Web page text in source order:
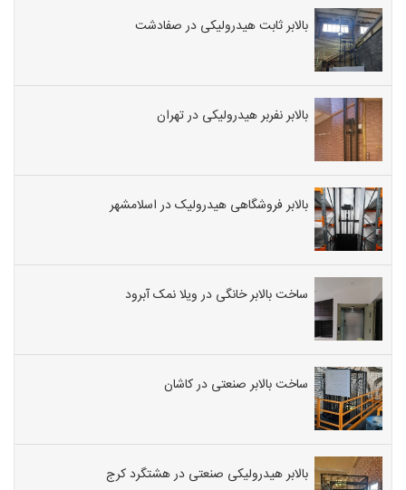
بالابر ثابت هیدرولیکی در صفادشت
بالابر نفربر هیدرولیکی در تهران
بالابر فروشگاهی هیدرولیک در اسلامشهر
ساخت بالابر خانگی در ویلا نمک آبرود
ساخت بالابر صنعتی در کاشان
بالابر هیدرولیکی صنعتی در هشتگرد کرج